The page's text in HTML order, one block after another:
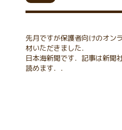
先月ですが保護者向けのオン
材いただきました．
日本海新聞です．記事は新聞
読めます．．